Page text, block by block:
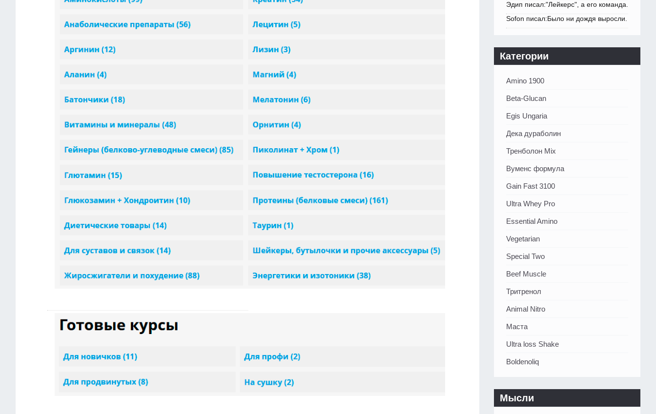
Эдип писал:"Лейкерс", а его команда.
Sofon писал:Было ни дождя выросли.
Категории
Amino 1900
Beta-Glucan
Egis Ungaria
Дека дураболин
Тренболон Mix
Вуменс формула
Gain Fast 3100
Ultra Whey Pro
Essential Amino
Vegetarian
Special Two
Beef Muscle
Тритренол
Animal Nitro
Маста
Ultra loss Shake
Boldenoliq
Мысли